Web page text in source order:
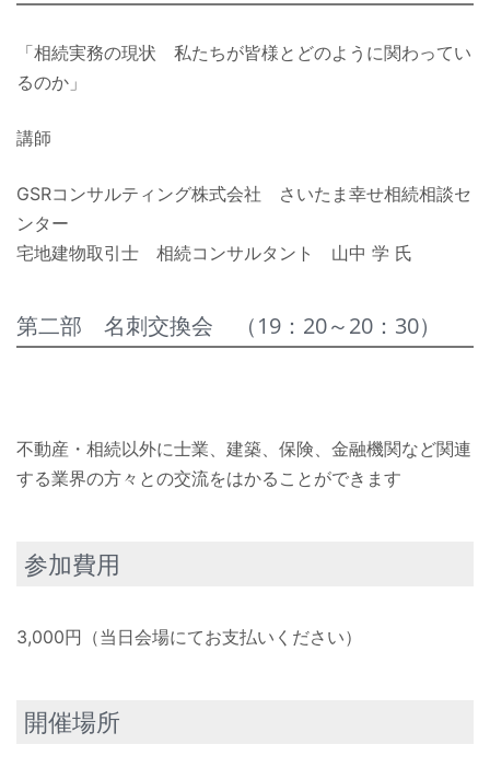
「相続実務の現状 私たちが皆様とどのように関わってい
るのか」
講師
GSRコンサルティング株式会社 さいたま幸せ相続相談セ
ンター
宅地建物取引士 相続コンサルタント 山中 学 氏
第二部 名刺交換会 （19：20～20：30）
不動産・相続以外に士業、建築、保険、金融機関など関連
する業界の方々との交流をはかることができます
参加費用
3,000円（当日会場にてお支払いください）
開催場所